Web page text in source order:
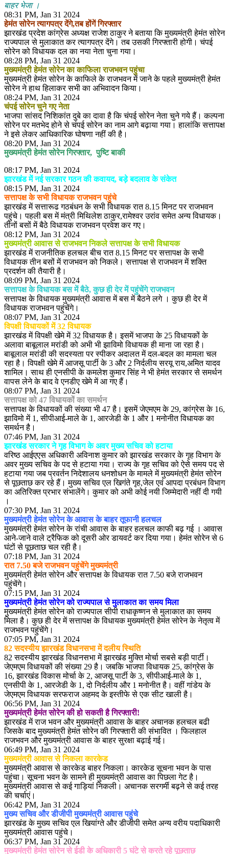
बाहर भेजा ।
08:31 PM, Jan 31 2024
हेमंत सोरेन त्यागपत्र देंगे,तब होंगें गिरफ्तार
झारखंड प्रदेश कांग्रेस अध्यक्ष राजेश ठाकुर ने बताया कि मुख्यमंत्री हेमंत सोरेन
राज्यपाल से मुलाकात कर त्यागपत्र देंगे। तब उसकी गिरफ्तारी होगी। चंपई
सोरेन को विधायक दल का नया नेता चुना गया।
08:28 PM, Jan 31 2024
मुख्यमंत्री हेमंत सोरेन का काफिला राजभवन पहुंचा
मुख्यमंत्री हेमंत सोरेन के काफिले के राजभवन में जाने के पहले मुख्यमंत्री हेमंत
सोरेन ने हाथ हिलाकर सभी का अभिवादन किया।
08:24 PM, Jan 31 2024
चंपई सोरेन चुने गए नेता
भाजपा सांसद निशिकांत दुबे का दावा है कि चंपई सोरेन नेता चुने गये हैं। कल्पना
सोरेन पर मतभेद होने से चंपई सोरेन का नाम आगे बढ़ाया गया। हालांकि सत्तापक्ष
ने इसे लेकर आधिकारिक घोषणा नहीं की है।
08:20 PM, Jan 31 2024
मुख्यमंत्री हेमंत सोरेन गिरफ्तार, पुष्टि बाकी
08:17 PM, Jan 31 2024
झारखंड में नई सरकार गठन की कवायद, बड़े बदलाव के संकेत
08:15 PM, Jan 31 2024
सत्तापक्ष के सभी विधायक राजभवन पहुंचे
झारखंड में सत्तारूढ गठबंधन के सभी विधायक रात 8.15 मिनट पर राजभवन
पहुंचे। पहली बस में मंत्री मिथिलेश ठाकुर,रामेश्वर उरांव समेत अन्य विधायक।
तीनों बसों में बैठे विधायक राजभवन प्रवेश कर गए।
08:12 PM, Jan 31 2024
मुख्यमंत्री आवास से राजभवन निकले सत्तापक्ष के सभी विधायक
झारखंड में राजनीतिक हलचल बीच रात 8.15 मिनट पर सत्तापक्ष के सभी
विधायक तीन बसों में राजभवन को निकले। सत्तापक्ष से राजभवन में शक्ति
प्रदर्शन की तैयारी है।
08:09 PM, Jan 31 2024
सत्तापक्ष के विधायक बस में बैठे, कुछ ही देर में पहुंचेंगे राजभवन
सत्तापक्ष के विधायक मुख्यमंत्री आवास में बस में बैठने लगे । कुछ ही देर में
विधायक राजभवन पहुंचेंगे।
08:07 PM, Jan 31 2024
विपक्षी विधायकों में 32 विधायक
झारखंड में विपक्षी खेमे में 32 विधायक है। इसमें भाजपा के 25 विधायकों के
अलावा बाबूलाल मरांडी को अभी भी झाविमो विधायक ही माना जा रहा है।
बाबूलाल मरांडी की सदस्यता पर स्पीकर अदालत में दल-बदल का मामला चल
रहा है। विपक्षी खेमे में आजसू पार्टी के 3 और 2 निर्दलीय सरयू राय,अमित यादव
शामिल। साथ ही एनसीपी के कमलेश कुमार सिंह ने भी हेमंत सरकार से समर्थन
वापस लेने के बाद वे एनडीए खेमे में आ गए हैं।
08:07 PM, Jan 31 2024
सत्तापक्ष को 47 विधायकों का समर्थन
सत्तापक्ष के विधायकों की संख्या भी 47 है। इसमें जेएमएम के 29, कांग्रेस के 16,
झाविमो में 1, सीपीआई-माले के 1, आरजेडी के 1 और 1 मनोनीत विधायक का
समर्थन है।
07:46 PM, Jan 31 2024
झारखंड सरकार ने गृह विभाग के अवर मुख्य सचिव को हटाया
वरिष्ठ आईएएस अधिकारी अविनाश कुमार को झारखंड सरकार के गृह विभाग के
अवर मुख्य सचिव के पद से हटाया गया। राज्य के गृह सचिव को ऐसे समय पद से
हटाया गया जब प्रवर्तन निदेशालय धनशोधन के मामले में मुख्यमंत्री हेमंत सोरेन
से पूछताछ कर रहे हैं। मुख्य सचिव एल खिगंते गृह,जेल एवं आपदा प्रबंधन विभाग
का अतिरिक्त प्रभार संभालेंगे। कुमार को अभी कोई नयी जिम्मेदारी नहीं दी गयी
।
07:30 PM, Jan 31 2024
मुख्यमंत्री हेमंत सोरेन के आवास के बाहर तूफानी हलचल
मुख्यमंत्री हेमंत सोरेन के रांची आवास के बाहर हलचल काफी बढ़ गई । आवास
आने-जाने वाले ट्रैफिक को दूसरी ओर डायवर्ट कर दिया गया। हेमंत सोरेन से 6
घंटों से पूछताछ चल रही है।
07:18 PM, Jan 31 2024
रात 7.50 बजे राजभवन पहुंचेंगे मुख्यमंत्री
मुख्यमंत्री हेमंत सोरेन और सत्तापक्ष के विधायक रात 7.50 बजे राजभवन
पहुंचेंगे।
07:15 PM, Jan 31 2024
मुख्यमंत्री हेमंत सोरेन को राज्यपाल से मुलाकात का समय मिला
मुख्यमंत्री हेमंत सोरेन को राज्यपाल सीपी राधाकृष्णन से मुलाकात का समय
मिला है। कुछ ही देर में सत्तापक्ष के विधायक मुख्यमंत्री हेमंत सोरेन के नेतृत्व में
राजभवन पहुंचेंगे।
07:05 PM, Jan 31 2024
82 सदस्यीय झारखंड विधानसभा में दलीय स्थिति
82 सदस्यीय झारखंड विधानसभा में झारखंड मुक्ति मोर्चा सबसे बड़ी पार्टी।
जेएमएम विधायकों की संख्या 29 है। जबकि भाजपा विधायक 25, कांग्रेस के
16, झारखंड विकास मोर्चा के 2, आजसू पार्टी के 3, सीपीआई-माले के 1,
एनसीपी के 1, आरजेडी के 1, दो निर्दलीय और 1 मनोनीत है। वहीं गांडेय के
जेएमएम विधायक सरफराज अहमद के इस्तीफे से एक सीट खाली है।
06:56 PM, Jan 31 2024
मुख्यमंत्री हेमंत सोरेन की हो सकती है गिरफ्तारी!
झारखंड में राज भवन और मुख्यमंत्री आवास के बाहर अचानक हलचल बढी
जिसके बाद मुख्यमंत्री हेमंत सोरेन की गिरफ्तारी की संभावित । फिलहाल
राजभवन और मुख्यमंत्री आवास के बाहर सुरक्षा बढ़ाई गई।
06:49 PM, Jan 31 2024
मुख्यमंत्री आवास से निकला कारकेड
मुख्यमंत्री आवास से कारकेड बाहर निकला। कारकेड सूचना भवन के पास
पहुंचा। सूचना भवन के सामने ही मुख्यमंत्री आवास का पिछला गेट है।
मुख्यमंत्री आवास से कई गाड़ियां निकली। अचानक सरगर्मी बढ़ने से कई तरह
की चर्चाएं।
06:42 PM, Jan 31 2024
मुख्य सचिव और डीजीपी मुख्यमंत्री आवास पहुंचे
झारखंड के मुख्य सचिव एल खियांग्ते और डीजीपी समेत अन्य वरीय पदाधिकारी
मुख्यमंत्री आवास पहुंचे।
06:37 PM, Jan 31 2024
मुख्यमंत्री हेमंत सोरेन से ईडी के अधिकारी 5 घंटे से करते रहे पूछताछ